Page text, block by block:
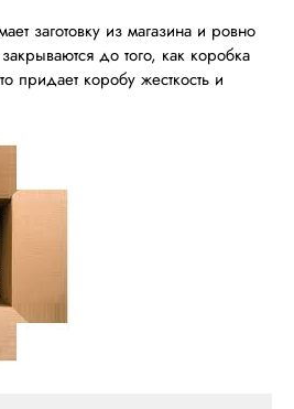
заготовку из магазина и ровно
до того, как коробка
придает коробу жесткость и